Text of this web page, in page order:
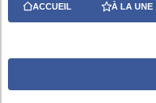
ACCUEIL À LA UNE